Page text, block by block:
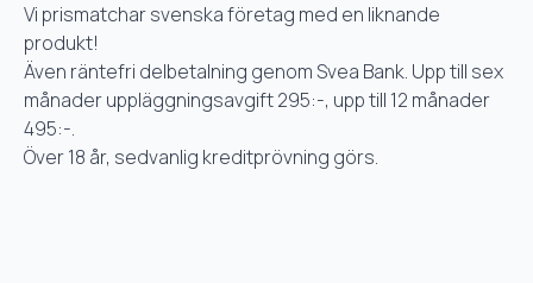
Vi prismatchar svenska företag med en liknande
produkt!
Även räntefri delbetalning genom Svea Bank. Upp till sex
månader uppläggningsavgift 295:-, upp till 12 månader
495:-.
Över 18 år, sedvanlig kreditprövning görs.